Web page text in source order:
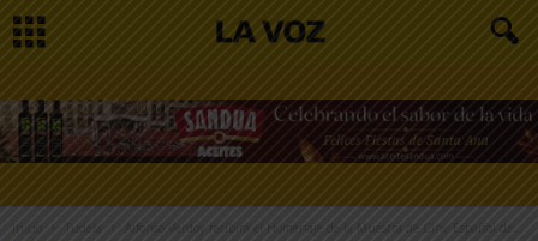
Inicio Tudela Alfonso Verdoy recibirá el Homenaje de la Muestra de Cine Español de...